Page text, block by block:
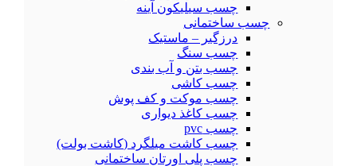
چسب سیلیکون آینه
چسب ساختمانی
درزگیر – ماستیک
چسب سنگ
چسب بتن و آب بندی
چسب کاشی
چسب موکت و کف پوش
چسب کاغذ دیواری
چسب pvc
چسب کاشت میلگرد (کاشت بولت)
چسب پلی اورتان ساختمانی